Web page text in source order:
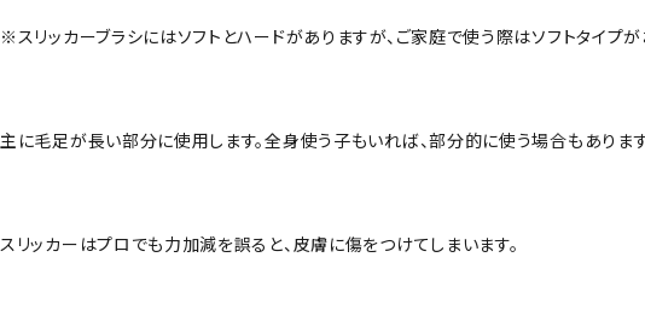
※スリッカーブラシにはソフトとハードがありますが、ご家庭で使う際はソフトタイプが
主に毛足が長い部分に使用します。全身使う子もいれば、部分的に使う場合もあります
スリッカーはプロでも力加減を誤ると、皮膚に傷をつけてしまいます。